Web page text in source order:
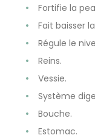
Fortifie la
Fait baisser
Régule le
Reins.
Vessie.
Système
Bouche.
Estomac.